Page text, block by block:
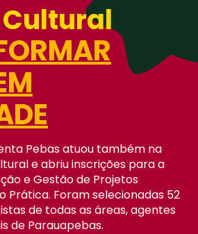
Pebas atuou também na
e abriu inscrições para a
e Gestão de Projetos
Prática. Foram selecionadas 52
de todas as áreas, agentes
de Parauapebas.